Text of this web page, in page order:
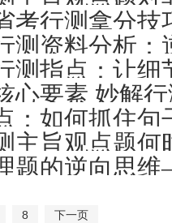
考行测拿分技
测资料分析
测指点：让细
心要素 妙解
：如何抓住句
主旨观点题何
题的逆向思
8 下一页